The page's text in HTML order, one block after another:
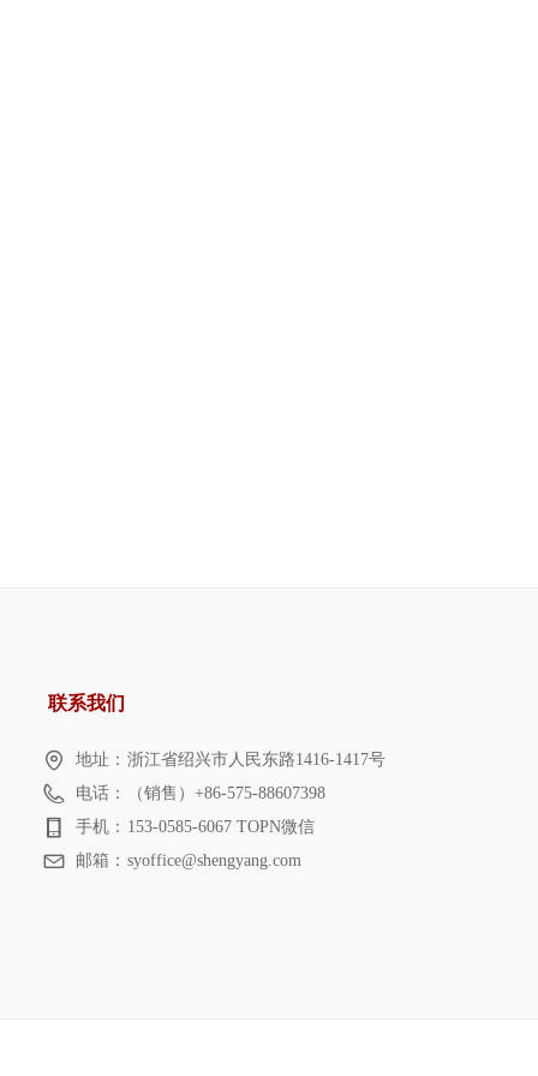
联系我们
地址： 浙江省绍兴市人民东路1416-1417号
电话：
（销售）+86-575-88607398
手机： 153-0585-6067 TOPN微信
邮箱： syoffice@shengyang.com